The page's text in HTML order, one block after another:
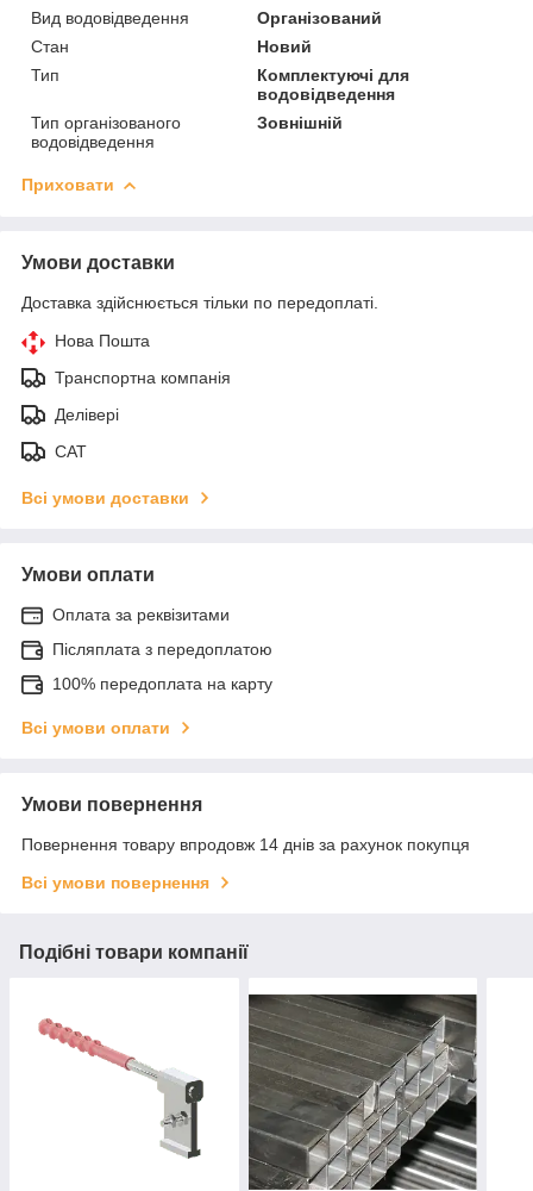
Вид водовідведення
Організований
Стан
Новий
Тип
Комплектуючі для
водовідведення
Тип організованого
водовідведення
Зовнішній
Приховати
Умови доставки
Доставка здійснюється тільки по передоплаті.
Нова Пошта
Транспортна компанія
Делівері
САТ
Всі умови доставки
Умови оплати
Оплата за реквізитами
Післяплата з передоплатою
100% передоплата на карту
Всі умови оплати
Умови повернення
Повернення товару впродовж 14 днів за рахунок покупця
Всі умови повернення
Подібні товари компанії